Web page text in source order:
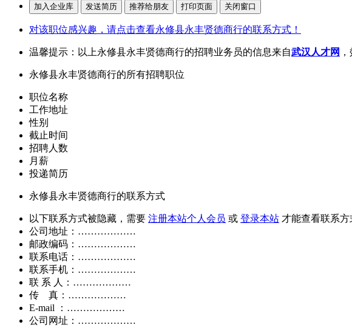
对该职位感兴趣，请点击查看永修县永丰贤德商行的联系方式！
温馨提示：以上永修县永丰贤德商行的招聘业务员的信息来自武汉人才网
永修县永丰贤德商行的所有招聘职位
职位名称
工作地址
性别
截止时间
招聘人数
月薪
投递简历
永修县永丰贤德商行的联系方式
以下联系方式被隐藏，需要 注册本站个人会员 或 登录本站 才能查看联系方
公司地址：………………
邮政编码：………………
联系电话：………………
联系手机：………………
联 系 人：………………
传 真：………………
E-mail ：………………
公司网址：………………